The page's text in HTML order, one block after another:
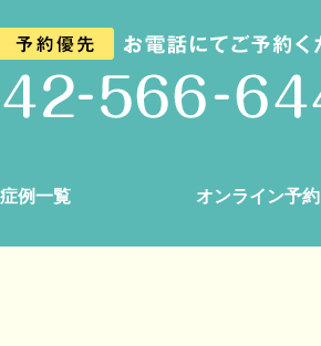
症例一覧 オンライン予約